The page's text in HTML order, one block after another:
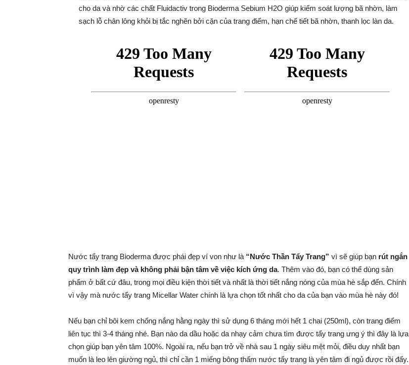
cho da và nhờ các chất Fluidactiv trong Bioderma Sebium H2O giúp kiểm soát lượng bã nhờn, làm
sạch lỗ chân lông khỏi bị tắc nghẽn bởi cặn của trang điểm, hạn chế tiết bã nhờn, thanh lọc làn da.
Nước tẩy trang Bioderma được phái đẹp ví von như là “Nước Thần Tẩy Trang” vì sẽ giúp bạn rút ngắn
quy trình làm đẹp và không phải bận tâm về việc kích ứng da. Thêm vào đó, bạn có thể dùng sản
phẩm ở bất cứ đâu, trong mọi điều kiện thời tiết và nhất là thời tiết nắng nóng của mùa hè sắp đến. Chính
vì vậy mà nước tẩy trang Micellar Water chính là lựa chọn tốt nhất cho da của bạn vào mùa hè này đó!
Nếu bạn chỉ bôi kem chống nắng hằng ngày thì sử dụng 6 tháng mới hết 1 chai (250ml), còn trang điểm
liên tục thì 3-4 tháng nhé. Bạn nào da dầu hoặc da nhạy cảm chưa tìm được tẩy trang ưng ý thì đây là lựa
chọn giúp bạn yên tâm 100%. Ngoài ra, nếu bạn trở về nhà sau 1 ngày siêu mệt mỏi, điều duy nhất bạn
muốn là leo lên giường ngủ, thì chỉ cần 1 miếng bông thấm nước tẩy trang là yên tâm đi ngủ được rồi đấy.